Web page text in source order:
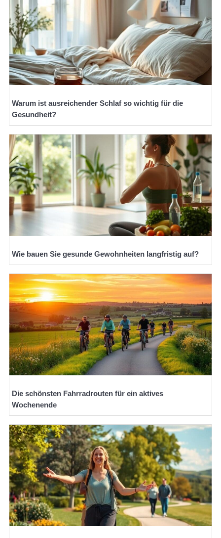
Warum ist ausreichender Schlaf so wichtig für die
Gesundheit?
Wie bauen Sie gesunde Gewohnheiten langfristig auf?
Die schönsten Fahrradrouten für ein aktives
Wochenende